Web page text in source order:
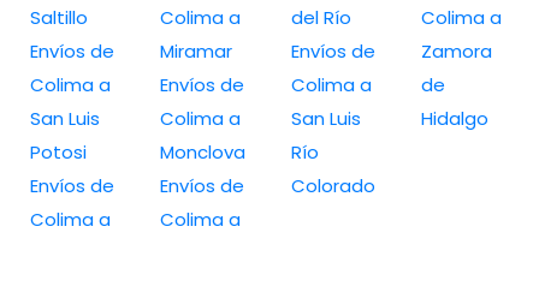
Saltillo
Envíos de
Colima a
San Luis
Potosi
Envíos de
Colima a
Colima a
Miramar
Envíos de
Colima a
Monclova
Envíos de
Colima a
del Río
Envíos de
Colima a
San Luis
Río
Colorado
Colima a
Zamora
de
Hidalgo